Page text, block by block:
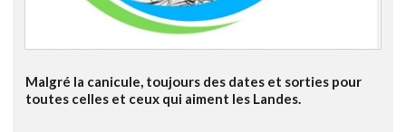
Malgré la canicule, toujours des dates et sorties pour
toutes celles et ceux qui aiment les Landes.